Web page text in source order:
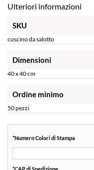
Ulteriori informazioni
SKU
cuscino da salotto
Dimensioni
40 x 40 cm
Ordine minimo
50 pezzi
*Numero Colori di Stampa